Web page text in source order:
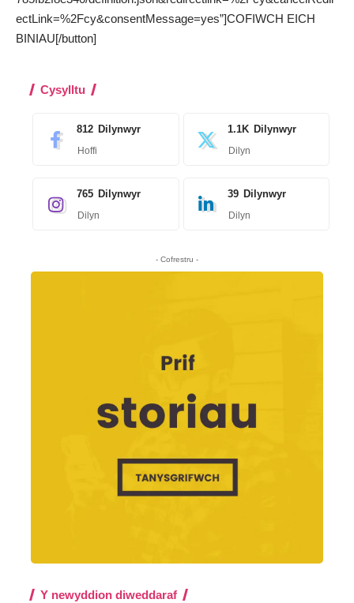
ectLink=%2Fcy&consentMessage=yes”]COFIWCH EICH
BINIAU[/button]
Cysylltu
812 Dilynwyr
Hoffi
1.1K Dilynwyr
Dilyn
765 Dilynwyr
Dilyn
39 Dilynwyr
Dilyn
- Cofrestru -
Y newyddion diweddaraf